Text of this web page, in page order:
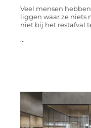
Veel mensen
liggen waar ze niets
niet bij het restafval
...